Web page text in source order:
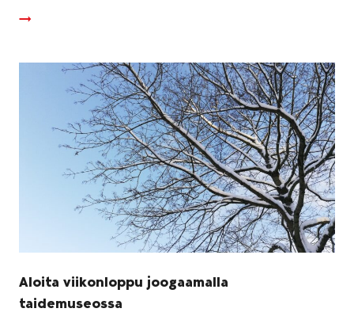
Aloita viikonloppu joogaamalla
taidemuseossa